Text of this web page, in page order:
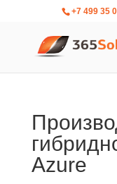
+7 499 35
Azure